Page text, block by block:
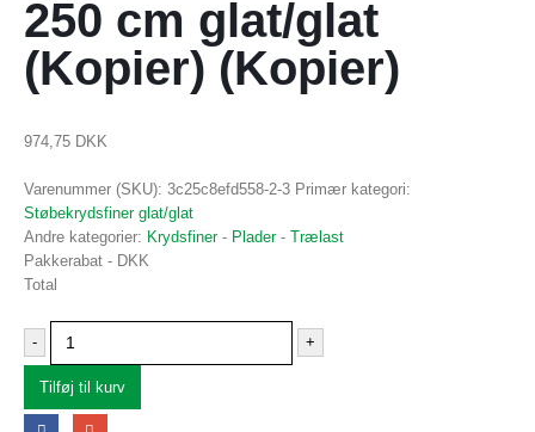
250 cm glat/glat
(Kopier) (Kopier)
974,75 DKK
Varenummer (SKU): 3c25c8efd558-2-3 Primær kategori:
Støbekrydsfiner glat/glat
Andre kategorier: Krydsfiner- Plader- Trælast
Pakkerabat - DKK
Total
- +
Tilføj til kurv